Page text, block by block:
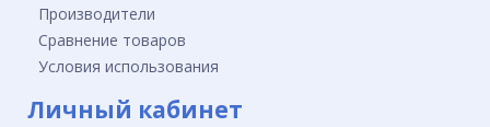
Производители
Сравнение товаров
Условия использования
Личный кабинет